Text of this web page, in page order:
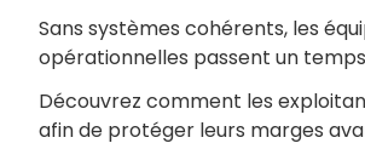
Sans systèmes cohérents, les
opérationnelles passent un
Découvrez comment les
afin de protéger leurs marges